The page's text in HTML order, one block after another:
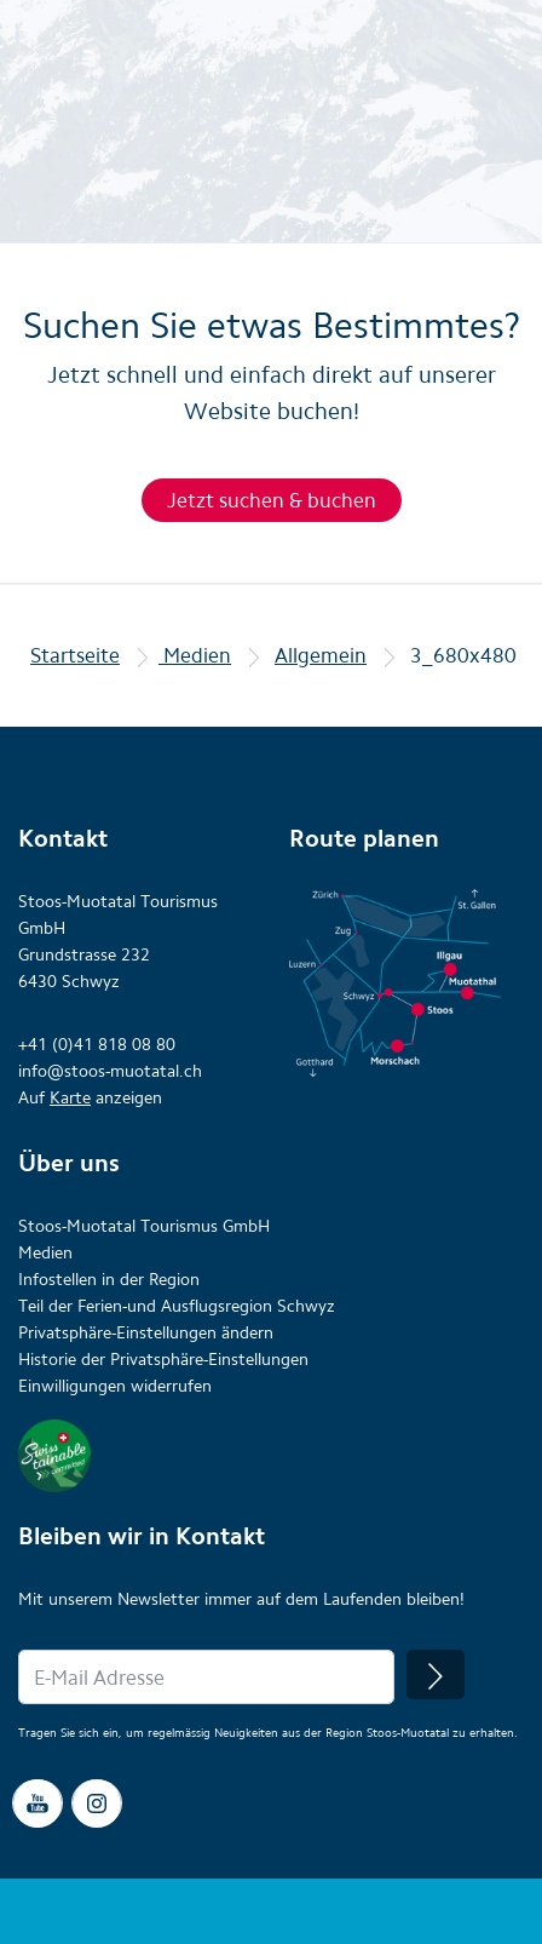
Suchen Sie etwas Bestimmtes?
Jetzt schnell und einfach direkt auf unserer
Website buchen!
Jetzt suchen & buchen
Startseite Medien Allgemein 3_680x480
Kontakt
Stoos-Muotatal Tourismus
GmbH
Grundstrasse 232
6430 Schwyz
+41 (0)41 818 08 80
info@stoos-muotatal.ch
Auf Karte anzeigen
Route planen
Über uns
Stoos-Muotatal Tourismus GmbH
Medien
Infostellen in der Region
Teil der Ferien-und Ausflugsregion Schwyz
Privatsphäre-Einstellungen ändern
Historie der Privatsphäre-Einstellungen
Einwilligungen widerrufen
Bleiben wir in Kontakt
Mit unserem Newsletter immer auf dem Laufenden bleiben!
Tragen Sie sich ein, um regelmässig Neuigkeiten aus der Region Stoos-Muotatal zu erhalten.